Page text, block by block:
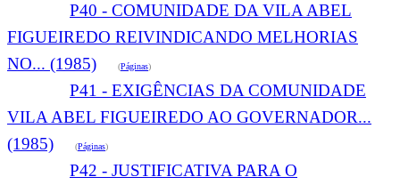
P40 - COMUNIDADE DA VILA ABEL
FIGUEIREDO REIVINDICANDO MELHORIAS
NO... (1985) (Páginas)
P41 - EXIGÊNCIAS DA COMUNIDADE
VILA ABEL FIGUEIREDO AO GOVERNADOR...
(1985) (Páginas)
P42 - JUSTIFICATIVA PARA O